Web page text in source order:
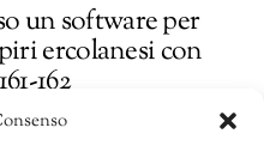
un software per
ercolanesi con
162